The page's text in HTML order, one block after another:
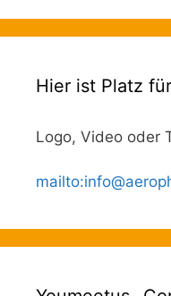
Hier ist Platz
Logo, Video oder
mailto: